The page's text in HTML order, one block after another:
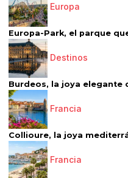
Europa
Europa-Park, el parque
Destinos
Burdeos, la joya elegante
Francia
Collioure, la joya
Francia